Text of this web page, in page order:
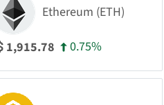
Ethereum (ETH)
1,915.78 0.75%